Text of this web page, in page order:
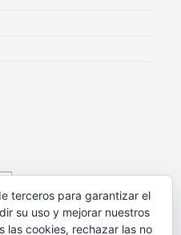
terceros para garantizar el
su uso y mejorar nuestros
las cookies, rechazar las no